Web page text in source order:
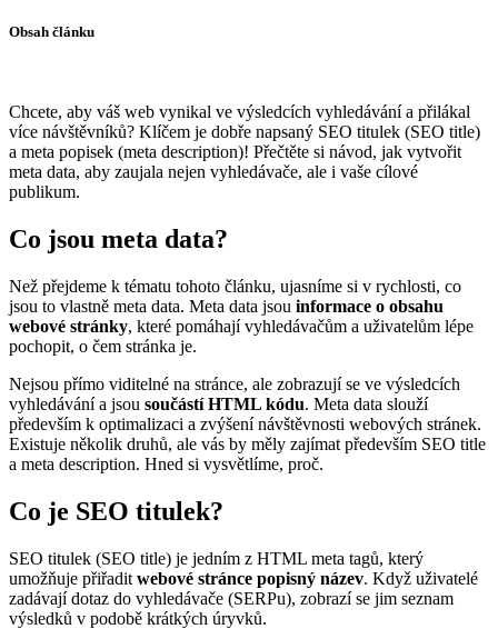
Obsah článku
Chcete, aby váš web vynikal ve výsledcích vyhledávání a přilákal
více návštěvníků? Klíčem je dobře napsaný SEO titulek (SEO title)
a meta popisek (meta description)! Přečtěte si návod, jak vytvořit
meta data, aby zaujala nejen vyhledávače, ale i vaše cílové
publikum.
Co jsou meta data?
Než přejdeme k tématu tohoto článku, ujasníme si v rychlosti, co
jsou to vlastně meta data. Meta data jsou informace o obsahu
webové stránky, které pomáhají vyhledávačům a uživatelům lépe
pochopit, o čem stránka je.
Nejsou přímo viditelné na stránce, ale zobrazují se ve výsledcích
vyhledávání a jsou součástí HTML kódu. Meta data slouží
především k optimalizaci a zvýšení návštěvnosti webových stránek.
Existuje několik druhů, ale vás by měly zajímat především SEO title
a meta description. Hned si vysvětlíme, proč.
Co je SEO titulek?
SEO titulek (SEO title) je jedním z HTML meta tagů, který
umožňuje přiřadit webové stránce popisný název. Když uživatelé
zadávají dotaz do vyhledávače (SERPu), zobrazí se jim seznam
výsledků v podobě krátkých úryvků.